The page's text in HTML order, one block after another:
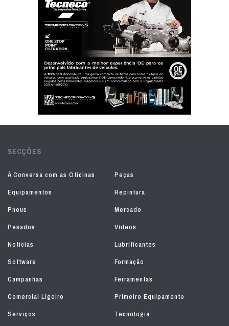
SECÇÕES
À Conversa com as Oficinas
Peças
Equipamentos
Repintura
Pneus
Mercado
Pesados
Vídeos
Notícias
Lubrificantes
Software
Formação
Campanhas
Ferramentas
Comercial Ligeiro
Primeiro Equipamento
Serviços
Tecnologia